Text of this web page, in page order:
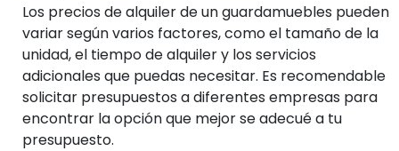
Los precios de alquiler de un guardamuebles pueden
variar según varios factores, como el tamaño de la
unidad, el tiempo de alquiler y los servicios
adicionales que puedas necesitar. Es recomendable
solicitar presupuestos a diferentes empresas para
encontrar la opción que mejor se adecué a tu
presupuesto.